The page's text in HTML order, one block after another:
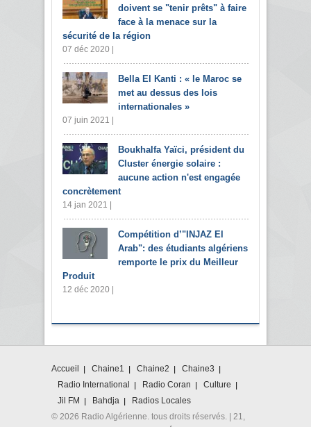
doivent se "tenir prêts" à faire
face à la menace sur la
sécurité de la région
07 déc 2020 |
Bella El Kanti : « le Maroc se
met au dessus des lois
internationales »
07 juin 2021 |
Boukhalfa Yaïci, président du
Cluster énergie solaire :
aucune action n'est engagée
concrètement
14 jan 2021 |
Compétition d’"INJAZ El
Arab": des étudiants algériens
remporte le prix du Meilleur
Produit
12 déc 2020 |
Accueil Chaine1 Chaine2
Chaine3
Radio International
Radio Coran
Culture
Jil FM
Bahdja
Radios Locales
© 2026 Radio Algérienne. tous droits réservés. | 21,